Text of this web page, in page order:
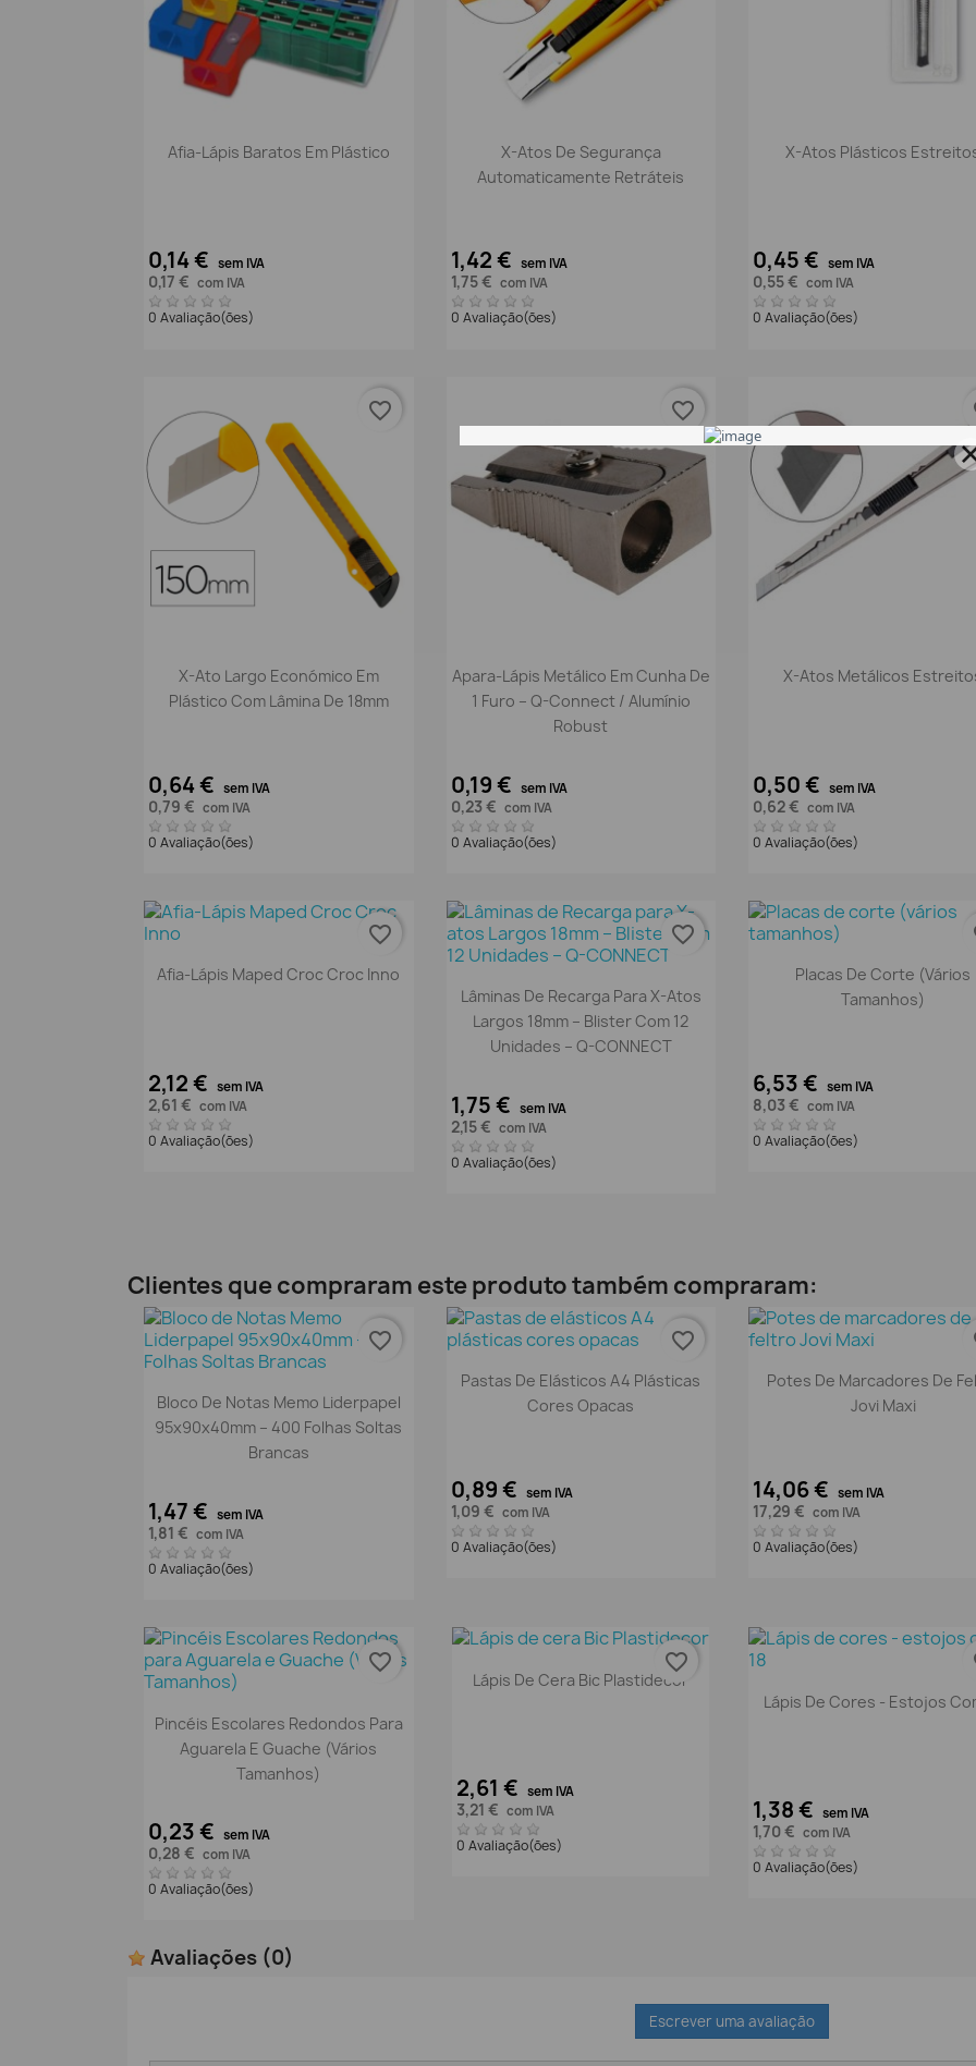
Vista rápida
Afia-Lápis Baratos Em Plástico
0,14 € sem IVA
0,17 € com IVA
0 Avaliação(ões)
Vista rápida
X-Atos De Segurança
Automaticamente Retráteis
1,42 € sem IVA
1,75 € com IVA
0 Avaliação(ões)
Vista rápida
X-Atos Plásticos
0,45 € sem IVA
0,55 € com IVA
0 Avaliação(ões)
 Vista rápida
X-Ato Largo Económico Em
Plástico Com Lâmina De 18mm
0,64 € sem IVA
0,79 € com IVA
0 Avaliação(ões)
favorite_border
Vista rápida
Apara-Lápis Metálico Em Cunha De
1 Furo – Q-Connect / Alumínio
Robust
0,19 € sem IVA
0,23 € com IVA
0 Avaliação(ões)
favorite_border
 Vista rápida
X-Atos Metálicos
0,50 € sem IVA
0,62 € com IVA
0 Avaliação(ões)
 Vista rápida
Afia-Lápis Maped Croc Croc Inno
2,12 € sem IVA
2,61 € com IVA
0 Avaliação(ões)
favorite_border
Vista rápida
Lâminas De Recarga Para X-Atos
Largos 18mm – Blister Com 12
Unidades – Q-CONNECT
1,75 € sem IVA
2,15 € com IVA
0 Avaliação(ões)
favorite_border
Vista rápida
Placas De Corte (vários
Tamanhos)
6,53 € sem IVA
8,03 € com IVA
0 Avaliação(ões)
Clientes que compraram este produto também compraram:
Vista rápida
Bloco De Notas Memo Liderpapel
95x90x40mm – 400 Folhas Soltas
Brancas
1,47 € sem IVA
1,81 € com IVA
0 Avaliação(ões)
favorite_border
Vista rápida
Pastas De Elásticos A4 Plásticas
Cores Opacas
0,89 € sem IVA
1,09 € com IVA
0 Avaliação(ões)
favorite_border
 Vista rápida
Potes De Marcadores De
Jovi Maxi
14,06 € sem IVA
17,29 € com IVA
0 Avaliação(ões)
Vista rápida
Pincéis Escolares Redondos Para
Aguarela E Guache (Vários
Tamanhos)
0,23 € sem IVA
0,28 € com IVA
0 Avaliação(ões)
favorite_border  Vista rápida
Lápis De Cera Bic Plastidecor
2,61 € sem IVA
3,21 € com IVA
0 Avaliação(ões)
favorite_border
Vista rápida
Lápis De Cores - Estojos
1,38 € sem IVA
1,70 € com IVA
0 Avaliação(ões)
Avaliações (0)
Escrever uma avaliação